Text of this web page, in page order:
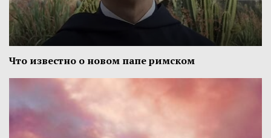
Что известно о новом папе римском